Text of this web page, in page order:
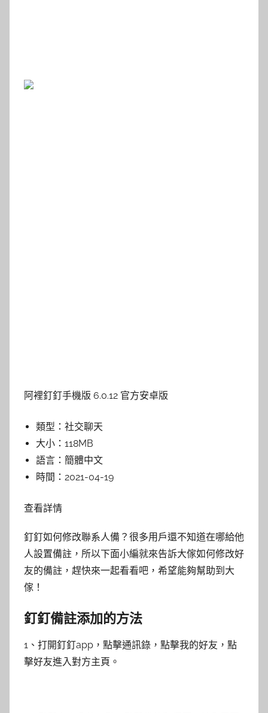
阿裡釘釘手機版 6.0.12 官方安卓版
類型： 社交聊天
大小： 118MB
語言： 簡體中文
時間： 2021-04-19
查看詳情
釘釘如何修改聯系人備？很多用戶還不知道在哪給他
人設置備註，所以下面小編就來告訴大傢如何修改好
友的備註，趕快來一起看看吧，希望能夠幫助到大
傢！
釘釘備註添加的方法
1、打開釘釘app，點擊通訊錄，點擊我的好友，點
擊好友進入對方主頁。